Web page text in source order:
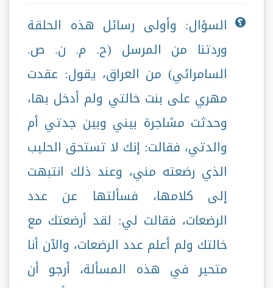
السؤال: وأولى رسائل هذه الحلقة
وردتنا من المرسل (ح. م. ن. ص.
السامرائي) من العراق، يقول: عقدت
مهري على بنت خالتي ولم أدخل بها،
وحدثت مشاجرة بيني وبين جدتي أم
والدتي، فقالت: إنك لا تستحق الحليب
الذي رضعته مني، وعند ذلك انتبهت
إلى كلامها، فسألتها عن عدد
الرضعات، فقالت لي: لقد أرضعتك مع
خالتك ولم أعلم عدد الرضعات، والآن أنا
متحير في هذه المسألة، أرجو أن